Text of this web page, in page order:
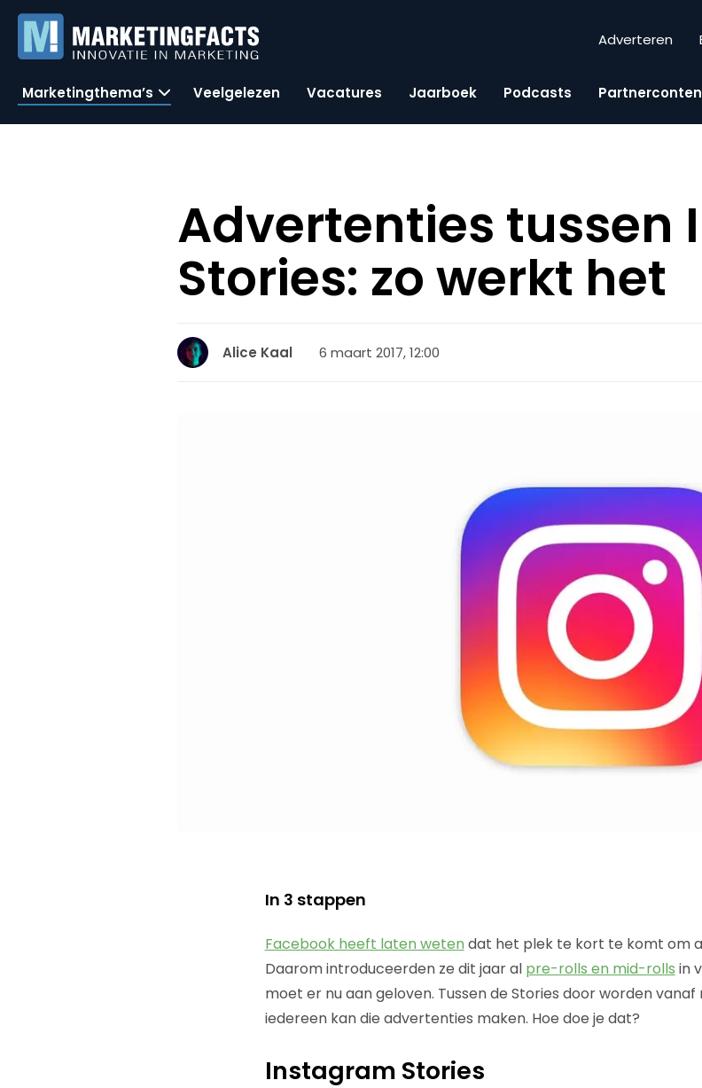
Adverteren
Marketingthema’s Veelgelezen Vacatures Jaarboek Podcasts
Advertenties tussen
Stories: zo werkt het
Alice Kaal 6 maart 2017, 12:00
In 3 stappen
Facebook heeft laten weten dat het plek te kort te komt om
Daarom introduceerden ze dit jaar al pre-rolls en mid-rolls in
moet er nu aan geloven. Tussen de Stories door worden
iedereen kan die advertenties maken. Hoe doe je dat?
Instagram Stories